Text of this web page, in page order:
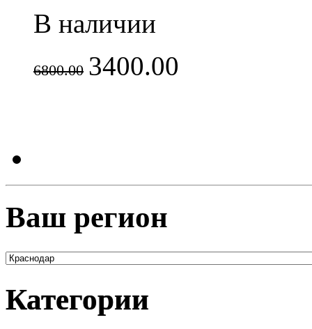
В наличии
6800.00 3400.00
Ваш регион
Категории